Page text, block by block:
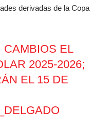
derivadas de la Copa
CAMBIOS EL
2025-2026;
EL 15 DE